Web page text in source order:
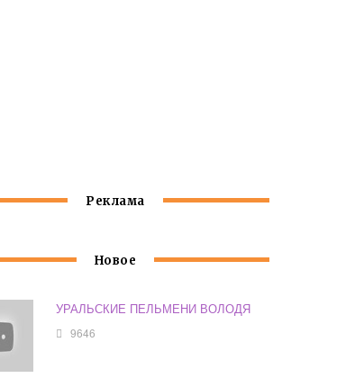
Реклама
Новое
УРАЛЬСКИЕ ПЕЛЬМЕНИ ВОЛОДЯ
9646